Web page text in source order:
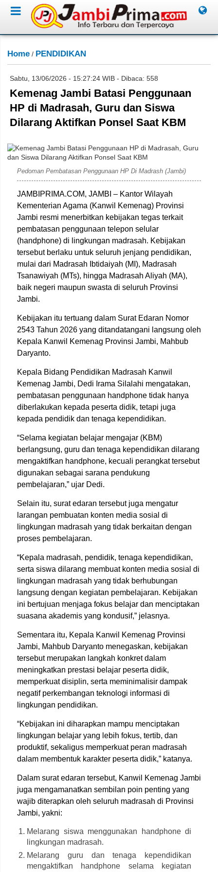
Home / PENDIDIKAN
Sabtu, 13/06/2026 - 15:27:24 WIB - Dibaca: 558
Kemenag Jambi Batasi Penggunaan
HP di Madrasah, Guru dan Siswa
Dilarang Aktifkan Ponsel Saat KBM
Pedoman Pembatasan Penggunaan HP Di Madrash (Jambi)
JAMBIPRIMA.COM, JAMBI – Kantor Wilayah
Kementerian Agama (Kanwil Kemenag) Provinsi
Jambi resmi menerbitkan kebijakan tegas terkait
pembatasan penggunaan telepon selular
(handphone) di lingkungan madrasah. Kebijakan
tersebut berlaku untuk seluruh jenjang pendidikan,
mulai dari Madrasah Ibtidaiyah (MI), Madrasah
Tsanawiyah (MTs), hingga Madrasah Aliyah (MA),
baik negeri maupun swasta di seluruh Provinsi
Jambi.
Kebijakan itu tertuang dalam Surat Edaran Nomor
2543 Tahun 2026 yang ditandatangani langsung oleh
Kepala Kanwil Kemenag Provinsi Jambi, Mahbub
Daryanto.
Kepala Bidang Pendidikan Madrasah Kanwil
Kemenag Jambi, Dedi Irama Silalahi mengatakan,
pembatasan penggunaan handphone tidak hanya
diberlakukan kepada peserta didik, tetapi juga
kepada pendidik dan tenaga kependidikan.
“Selama kegiatan belajar mengajar (KBM)
berlangsung, guru dan tenaga kependidikan dilarang
mengaktifkan handphone, kecuali perangkat tersebut
digunakan sebagai sarana pendukung
pembelajaran,” ujar Dedi.
Selain itu, surat edaran tersebut juga mengatur
larangan pembuatan konten media sosial di
lingkungan madrasah yang tidak berkaitan dengan
proses pembelajaran.
“Kepala madrasah, pendidik, tenaga kependidikan,
serta siswa dilarang membuat konten media sosial di
lingkungan madrasah yang tidak berhubungan
langsung dengan kegiatan pembelajaran. Kebijakan
ini bertujuan menjaga fokus belajar dan menciptakan
suasana akademis yang kondusif,” jelasnya.
Sementara itu, Kepala Kanwil Kemenag Provinsi
Jambi, Mahbub Daryanto menegaskan, kebijakan
tersebut merupakan langkah konkret dalam
meningkatkan prestasi belajar peserta didik,
memperkuat disiplin, serta meminimalisir dampak
negatif perkembangan teknologi informasi di
lingkungan pendidikan.
“Kebijakan ini diharapkan mampu menciptakan
lingkungan belajar yang lebih fokus, tertib, dan
produktif, sekaligus memperkuat peran madrasah
dalam membentuk karakter peserta didik,” katanya.
Dalam surat edaran tersebut, Kanwil Kemenag Jambi
juga mengamanatkan sembilan poin penting yang
wajib diterapkan oleh seluruh madrasah di Provinsi
Jambi, yakni:
Melarang siswa menggunakan handphone di
lingkungan madrasah.
Melarang guru dan tenaga kependidikan
mengaktifkan handphone selama kegiatan